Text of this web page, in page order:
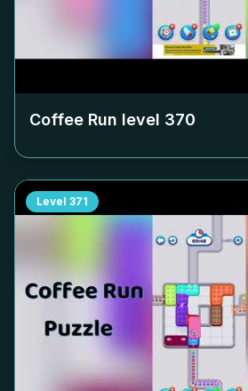
Coffee Run level 370
Level 371